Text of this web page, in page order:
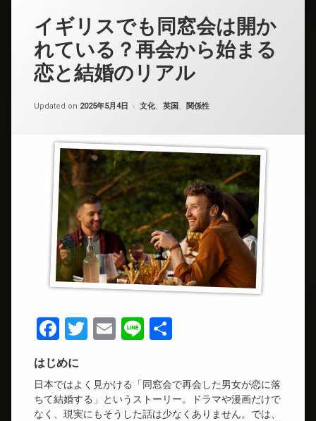
イギリスでも同窓会は開か
れている？再会から始まる
恋と結婚のリアル
Updated on 2025年5月4日 カテゴリー:
文化、 英国 、 関係性
Facebook
Twitter
Email
Line
はじめに
日本ではよく見かける「同窓会で再会した男女が恋に落
ちて結婚する」というストーリー。ドラマや漫画だけで
なく、現実にもそうした話は少なくありません。では、